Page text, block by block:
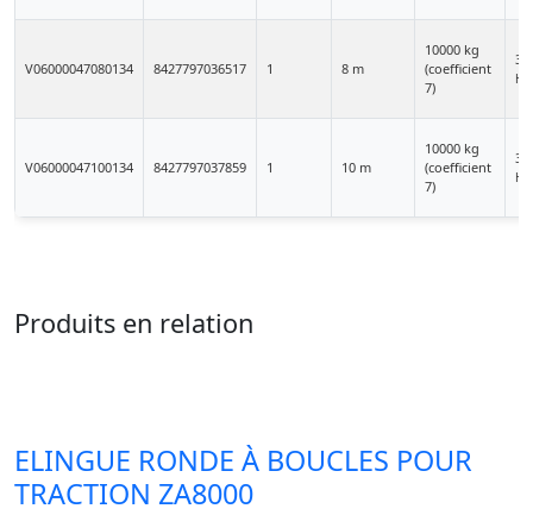
V06000047080134 8427797036517 1 8 m
10000 kg
(coefficient
7)
HT
V06000047100134 8427797037859 1 10 m
10000 kg
(coefficient
7)
HT
Produits en relation
ELINGUE RONDE À BOUCLES POUR
TRACTION ZA8000